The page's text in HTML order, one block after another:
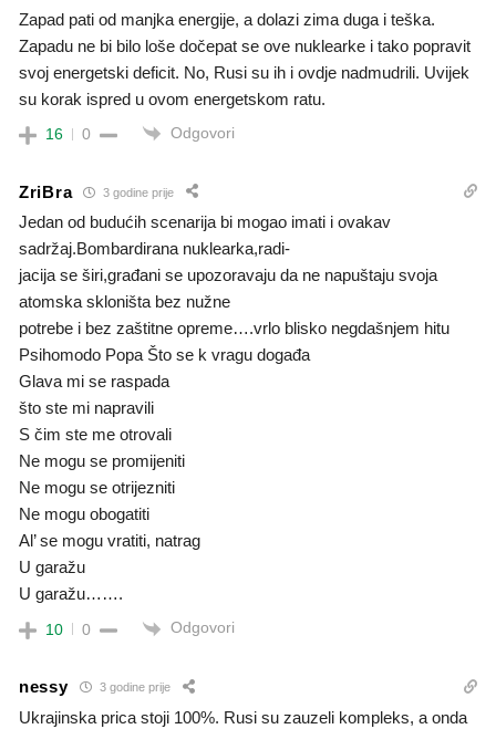
Zapad pati od manjka energije, a dolazi zima duga i teška.
Zapadu ne bi bilo loše dočepat se ove nuklearke i tako popravit
svoj energetski deficit. No, Rusi su ih i ovdje nadmudrili. Uvijek
su korak ispred u ovom energetskom ratu.
16 0 Odgovori
ZriBra 3 godine prije
Jedan od budućih scenarija bi mogao imati i ovakav
sadržaj.Bombardirana nuklearka,radi-
jacija se širi,građani se upozoravaju da ne napuštaju svoja
atomska skloništa bez nužne
potrebe i bez zaštitne opreme….vrlo blisko negdašnjem hitu
Psihomodo Popa Što se k vragu događa
Glava mi se raspada
što ste mi napravili
S čim ste me otrovali
Ne mogu se promijeniti
Ne mogu se otrijezniti
Ne mogu obogatiti
Al’ se mogu vratiti, natrag
U garažu
U garažu…….
10 0 Odgovori
nessy 3 godine prije
Ukrajinska prica stoji 100%. Rusi su zauzeli kompleks, a onda